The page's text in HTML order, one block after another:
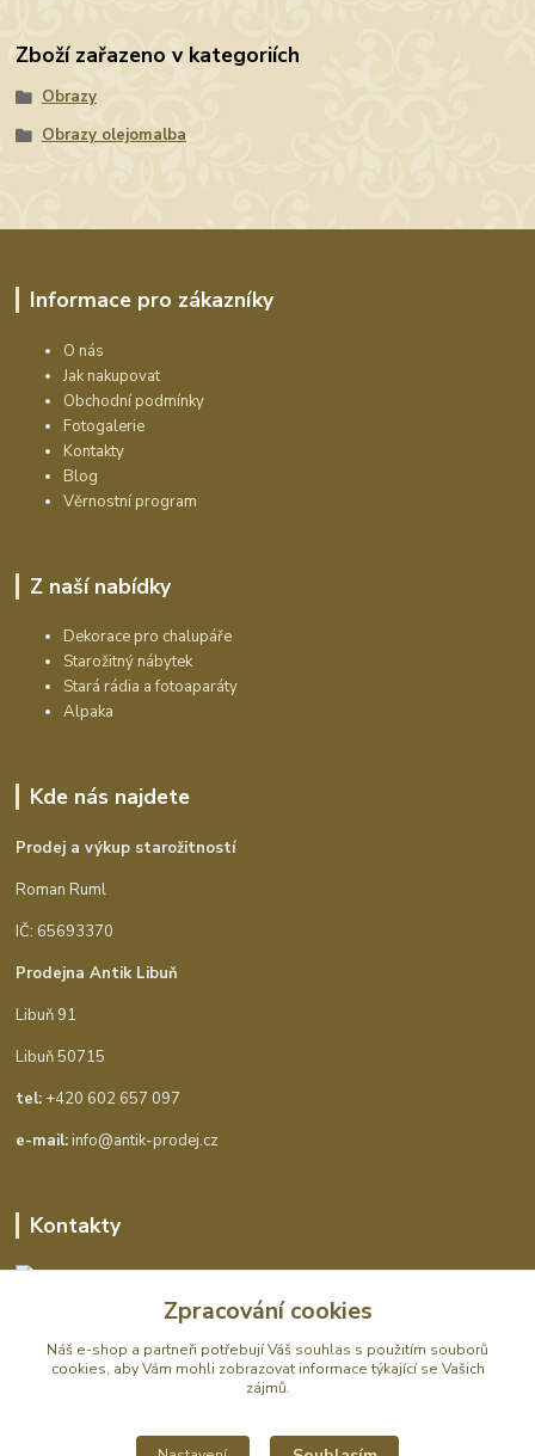
Zboží zařazeno v kategoriích
Obrazy
Obrazy olejomalba
Informace pro zákazníky
O nás
Jak nakupovat
Obchodní podmínky
Fotogalerie
Kontakty
Blog
Věrnostní program
Z naší nabídky
Dekorace pro chalupáře
Starožitný nábytek
Stará rádia a fotoaparáty
Alpaka
Kde nás najdete
Prodej a výkup starožitností
Roman Ruml
IČ: 65693370
Prodejna Antik Libuň
Libuň 91
Libuň 50715
tel: +420 602 657 097
e-mail:info@antik-prodej.cz
Kontakty
+420 602 657 097
info@antik-prodej.cz
Zpracování cookies
Náš e-shop a partneři potřebují Váš souhlas s použitím souborů
cookies, aby Vám mohli zobrazovat informace týkající se Vašich
zájmů.